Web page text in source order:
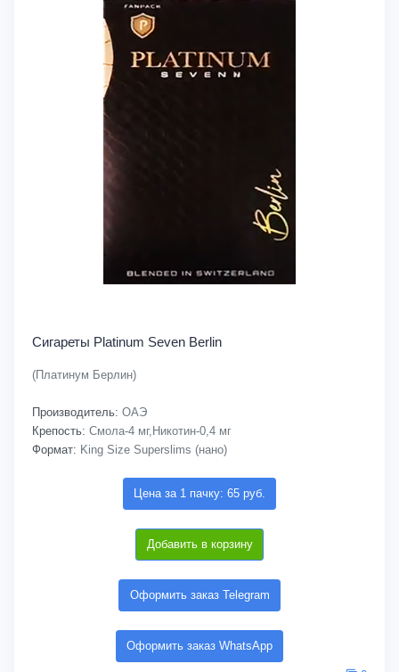
Сигареты Platinum Seven Berlin
(Платинум Берлин)
Производитель: ОАЭ
Крепость: Смола-4 мг,Никотин-0,4 мг
Формат: King Size Superslims (нано)
Цена за 1 пачку: 65 руб.
Добавить в корзину
Оформить заказ Telegram
Оформить заказ WhatsApp